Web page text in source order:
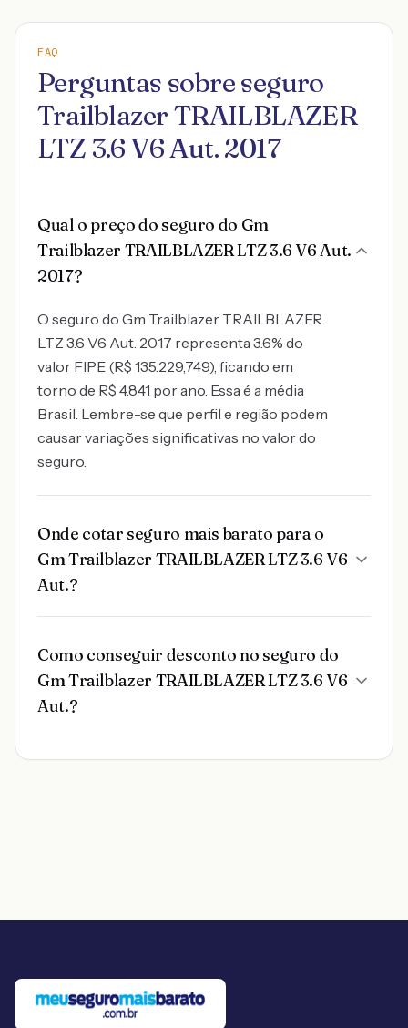
FAQ
Perguntas sobre seguro
Trailblazer TRAILBLAZER
LTZ 3.6 V6 Aut. 2017
Qual o preço do seguro do Gm
Trailblazer TRAILBLAZER LTZ 3.6 V6 Aut.
2017?
O seguro do Gm Trailblazer TRAILBLAZER
LTZ 3.6 V6 Aut. 2017 representa 3.6% do
valor FIPE (R$ 135.229,749), ficando em
torno de R$ 4.841 por ano. Essa é a média
Brasil. Lembre-se que perfil e região podem
causar variações significativas no valor do
seguro.
Onde cotar seguro mais barato para o
Gm Trailblazer TRAILBLAZER LTZ 3.6 V6
Aut.?
Como conseguir desconto no seguro do
Gm Trailblazer TRAILBLAZER LTZ 3.6 V6
Aut.?